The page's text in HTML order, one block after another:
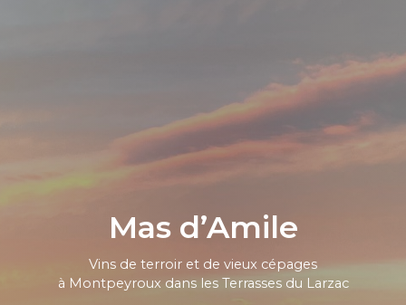
Mas d’Amile
Vins de terroir et de vieux cépages
à Montpeyroux dans les Terrasses du Larzac